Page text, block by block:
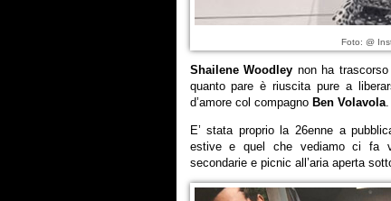
Foto: @
Shailene Woodley non ha
quanto pare è riuscita pure a
d’amore col compagno Ben Volavola.
E’ stata proprio la 26enne a
estive e quel che vediamo ci fa
secondarie e picnic all’aria aperta